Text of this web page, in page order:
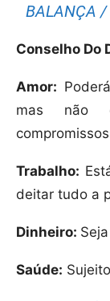
BALANÇA
Conselho Do
Amor:
mas não
Trabalho:
deitar tudo a
Dinheiro:
Saúde: